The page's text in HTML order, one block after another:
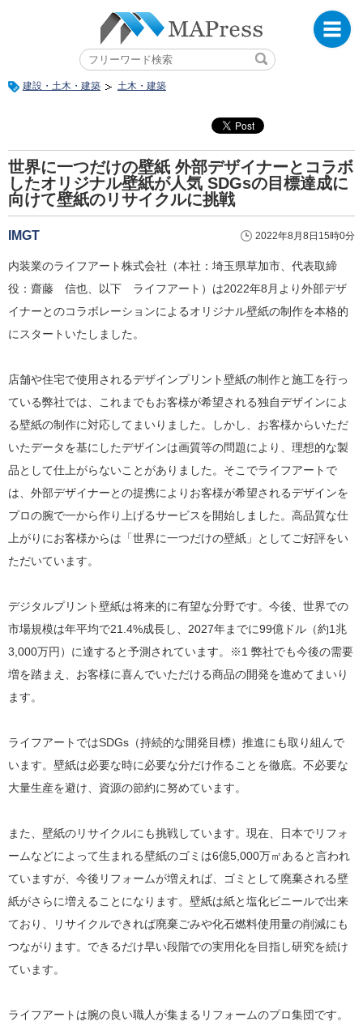
建設・土木・建築 土木・建築
世界に一つだけの壁紙 外部デザイナーとコラボ
したオリジナル壁紙が人気 SDGsの目標達成に
向けて壁紙のリサイクルに挑戦
IMGT 2022年8月8日15時0分
内装業のライフアート株式会社（本社：埼玉県草加市、代表取締
役：齋藤 信也、以下 ライフアート）は2022年8月より外部デザ
イナーとのコラボレーションによるオリジナル壁紙の制作を本格的
にスタートいたしました。
店舗や住宅で使用されるデザインプリント壁紙の制作と施工を行っ
ている弊社では、これまでもお客様が希望される独自デザインによ
る壁紙の制作に対応してまいりました。しかし、お客様からいただ
いたデータを基にしたデザインは画質等の問題により、理想的な製
品として仕上がらないことがありました。そこでライフアートで
は、外部デザイナーとの提携によりお客様が希望されるデザインを
プロの腕で一から作り上げるサービスを開始しました。高品質な仕
上がりにお客様からは「世界に一つだけの壁紙」としてご好評をい
ただいています。
デジタルプリント壁紙は将来的に有望な分野です。今後、世界での
市場規模は年平均で21.4%成長し、2027年までに99億ドル（約1兆
3,000万円）に達すると予測されています。※1 弊社でも今後の需要
増を踏まえ、お客様に喜んでいただける商品の開発を進めてまいり
ます。
ライフアートではSDGs（持続的な開発目標）推進にも取り組んで
います。壁紙は必要な時に必要な分だけ作ることを徹底。不必要な
大量生産を避け、資源の節約に努めています。
また、壁紙のリサイクルにも挑戦しています。現在、日本でリフォ
ームなどによって生まれる壁紙のゴミは6億5,000万㎡あると言われ
ていますが、今後リフォームが増えれば、ゴミとして廃棄される壁
紙がさらに増えることになります。壁紙は紙と塩化ビニールで出来
ており、リサイクルできれば廃棄ごみや化石燃料使用量の削減にも
つながります。できるだけ早い段階での実用化を目指し研究を続け
ています。
ライフアートは腕の良い職人が集まるリフォームのプロ集団です。